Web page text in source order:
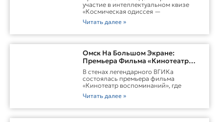
участие в интеллектуальном квизе
«Космическая одиссея —
Читать далее »
Омск На Большом Экране:
Премьера Фильма «Кинотеатр
Воспоминаний»
В стенах легендарного ВГИКа
состоялась премьера фильма
«Кинотеатр воспоминаний», где
Читать далее »